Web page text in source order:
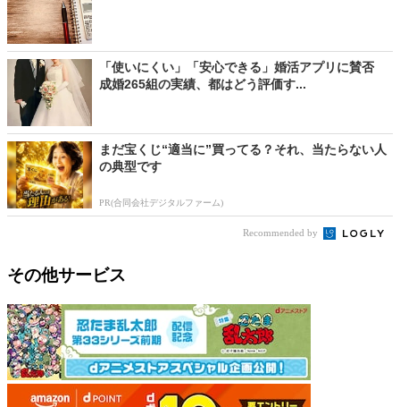
「使いにくい」「安心できる」婚活アプリに賛否
成婚265組の実績、都はどう評価す...
まだ宝くじ“適当に”買ってる？それ、当たらない人
の典型です
PR(合同会社デジタルファーム)
Recommended by
その他サービス